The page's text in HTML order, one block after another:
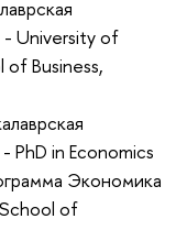
University of
of Business,
in Economics
Экономика
of